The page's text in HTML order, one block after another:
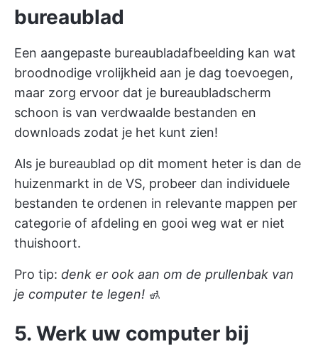
bureaublad
Een aangepaste bureaubladafbeelding kan wat
broodnodige vrolijkheid aan je dag toevoegen,
maar zorg ervoor dat je bureaubladscherm
schoon is van verdwaalde bestanden en
downloads zodat je het kunt zien!
Als je bureaublad op dit moment heter is dan de
huizenmarkt in de VS, probeer dan individuele
bestanden te ordenen in relevante mappen per
categorie of afdeling en gooi weg wat er niet
thuishoort.
Pro tip: denk er ook aan om de prullenbak van
je computer te legen! 🚮
5. Werk uw computer bij